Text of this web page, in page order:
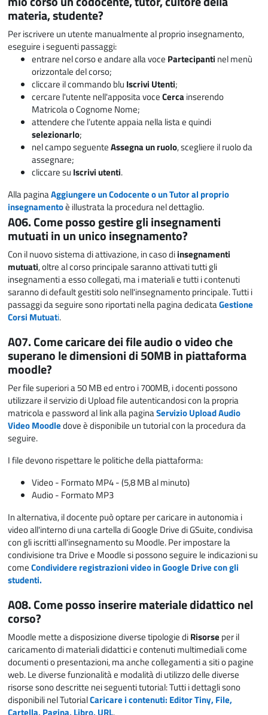
materia, studente?
Per iscrivere un utente manualmente al proprio insegnamento,
eseguire i seguenti passaggi:
entrare nel corso e andare alla voce Partecipanti nel menù
orizzontale del corso;
cliccare il commando blu Iscrivi Utenti;
cercare l'utente nell'apposita voceCercainserendo
Matricola o Cognome Nome;
attendere che l’utente appaia nella lista e quindi
selezionarlo;
nel campo seguenteAssegna un ruolo, scegliere il ruolo da
assegnare;
cliccare su Iscrivi utenti.
Alla paginaAggiungere un Codocente o un Tutor al proprio
insegnamentoè illustrata la procedura nel dettaglio.
A06. Come posso gestire gli insegnamenti
mutuati in un unico insegnamento?
Con il nuovo sistema di attivazione, in caso diinsegnamenti
mutuati, oltre al corso principale saranno attivati tutti gli
insegnamenti a esso collegati, ma i materiali e tutti i contenuti
saranno di default gestiti solo nell'insegnamento principale. Tutti i
passaggi da seguire sono riportati nella pagina dedicataGestione
Corsi Mutuati.
A07. Come caricare dei file audio o video che
superano le dimensioni di 50MB in piattaforma
moodle?
Per file superiori a 50 MB ed entro i 700MB, i docenti possono
utilizzare il servizio di Upload file autenticandosi con la propria
matricola e password al link alla paginaServizio Upload Audio
Video Moodledove è disponibile un tutorial con la procedura da
seguire.
I file devono rispettare le politiche della piattaforma:
Video - Formato MP4 - (5,8 MB al minuto)
Audio - Formato MP3
In alternativa, il docente può optare per caricare in autonomia i
video all'interno di una cartella di Google Drive di GSuite, condivisa
con gli iscritti all'insegnamento su Moodle. Per impostare la
condivisione tra Drive e Moodle si possono seguire le indicazioni su
comeCondividere registrazioni video in Google Drive con gli
studenti.
A08. Come posso inserire materiale didattico nel
corso?
Moodle mette a disposizione diverse tipologie diRisorse per il
caricamento di materiali didattici e contenuti multimediali come
documenti o presentazioni, ma anche collegamenti a siti o pagine
web. Le diverse funzionalità e modalità di utilizzo delle diverse
risorse sono descritte nei seguenti tutorial: Tutti i dettagli sono
disponibili nel TutorialCaricare i contenuti: Editor Tiny, File,